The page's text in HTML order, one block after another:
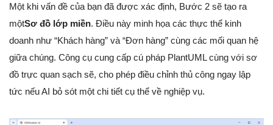
Một khi vấn đề của bạn đã được xác định, Bước 2 sẽ tạo ra
mộtSơ đồ lớp miền. Điều này minh họa các thực thể kinh
doanh như “Khách hàng” và “Đơn hàng” cùng các mối quan hệ
giữa chúng. Công cụ cung cấp cú pháp PlantUML cùng với sơ
đồ trực quan sạch sẽ, cho phép điều chỉnh thủ công ngay lập
tức nếu AI bỏ sót một chi tiết cụ thể về nghiệp vụ.